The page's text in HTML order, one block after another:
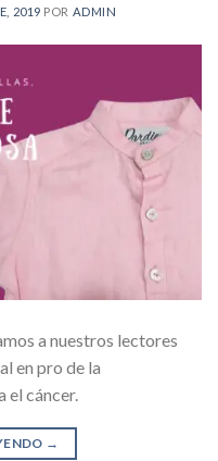
2019 POR ADMIN
a nuestros lectores
en pro de la
el cáncer.
→